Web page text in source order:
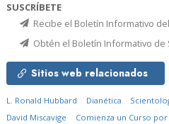
SUSCRÍBETE
Recibe el Boletín Informativo
Obtén el Boletín Informativo de
Sitios web relacionados
L. Ronald Hubbard Dianética
David Miscavige
Comienza un Curso